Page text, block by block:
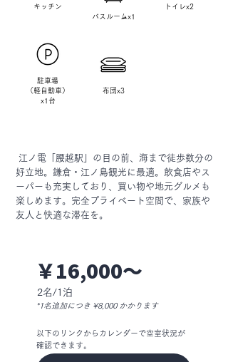
​キッチン
​駐車場
（軽自動車）
x1台
​バスルームx1
​布団x3
トイレx2
江ノ電「腰越駅」の目の前、海まで徒歩数分の
好立地。鎌倉・江ノ島観光に最適。飲食店やス
ーパーも充実しており、買い物や地元グルメも
楽しめます。完全プライベート空間で、家族や
友人と快適な滞在を。
￥16,000〜
2名/1泊
*1名追加につき ¥8,000 かかります
以下のリンクからカレンダーで空室状況が
確認できます。